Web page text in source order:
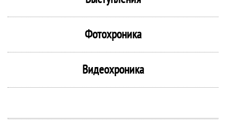
Фотохроника
Видеохроника